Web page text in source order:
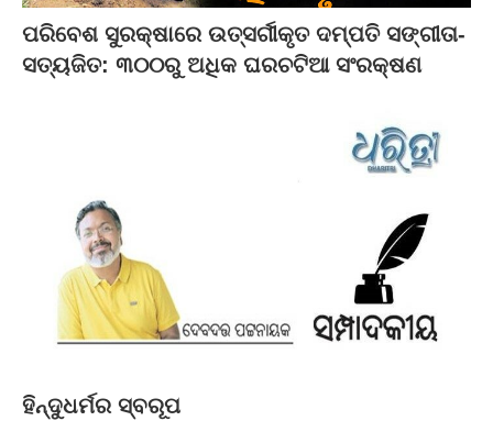
ପରିବେଶ ସୁରକ୍ଷାରେ ଉତ୍ସର୍ଗୀକୃତ ଦମ୍ପତି ସଙ୍ଗୀତା-
ସତ୍ୟଜିତ: ୩୦୦ରୁ ଅଧିକ ଘରଚଟିଆ ସଂରକ୍ଷଣ
ହିନ୍ଦୁଧର୍ମର ସ୍ବରୂପ